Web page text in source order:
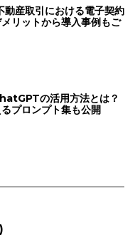
動産取引における電子契約
リットから導入事例もご
の活用方法とは？
プロンプト集も公開